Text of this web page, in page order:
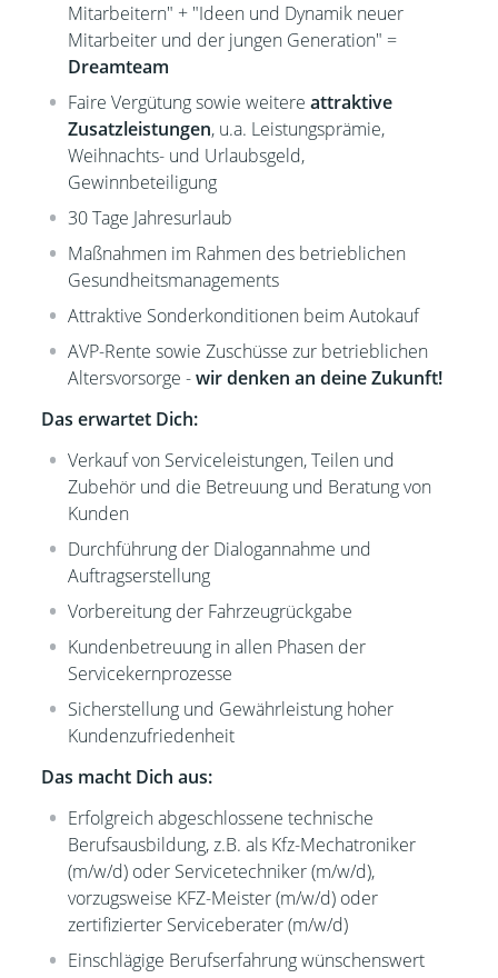
Mitarbeitern" + "Ideen und Dynamik neuer
Mitarbeiter und der jungen Generation" =
Dreamteam
Faire Vergütung sowie weitereattraktive
Zusatzleistungen, u.a. Leistungsprämie,
Weihnachts- und Urlaubsgeld,
Gewinnbeteiligung
30 Tage Jahresurlaub
Maßnahmen im Rahmen des betrieblichen
Gesundheitsmanagements
Attraktive Sonderkonditionen beim Autokauf
AVP-Rente sowie Zuschüsse zur betrieblichen
Altersvorsorge -wir denken an deine Zukunft!
Das erwartet Dich:
Verkauf von Serviceleistungen, Teilen und
Zubehör und die Betreuung und Beratung von
Kunden
Durchführung der Dialogannahme und
Auftragserstellung
Vorbereitung der Fahrzeugrückgabe
Kundenbetreuung in allen Phasen der
Servicekernprozesse
Sicherstellung und Gewährleistung hoher
Kundenzufriedenheit
Das macht Dich aus:
Erfolgreich abgeschlossene technische
Berufsausbildung, z.B. als Kfz-Mechatroniker
(m/w/d) oder Servicetechniker (m/w/d),
vorzugsweise KFZ-Meister (m/w/d) oder
zertifizierter Serviceberater (m/w/d)
Einschlägige Berufserfahrung wünschenswert